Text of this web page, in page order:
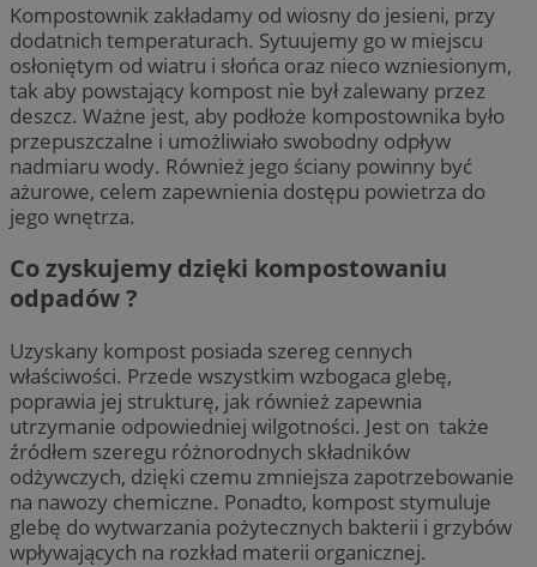
Kompostownik zakładamy od wiosny do jesieni, przy
dodatnich temperaturach. Sytuujemy go w miejscu
osłoniętym od wiatru i słońca oraz nieco wzniesionym,
tak aby powstający kompost nie był zalewany przez
deszcz. Ważne jest, aby podłoże kompostownika było
przepuszczalne i umożliwiało swobodny odpływ
nadmiaru wody. Również jego ściany powinny być
ażurowe, celem zapewnienia dostępu powietrza do
jego wnętrza.
Co zyskujemy dzięki kompostowaniu
odpadów ?
Uzyskany kompost posiada szereg cennych
właściwości. Przede wszystkim wzbogaca glebę,
poprawia jej strukturę, jak również zapewnia
utrzymanie odpowiedniej wilgotności. Jest on także
źródłem szeregu różnorodnych składników
odżywczych, dzięki czemu zmniejsza zapotrzebowanie
na nawozy chemiczne. Ponadto, kompost stymuluje
glebę do wytwarzania pożytecznych bakterii i grzybów
wpływających na rozkład materii organicznej.